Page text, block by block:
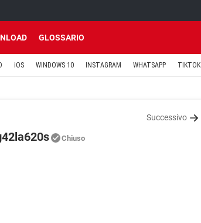
GLOSSARIO
iOS WINDOWS 10 INSTAGRAM WHATSAPP TIKTOK
Successivo
Chiuso